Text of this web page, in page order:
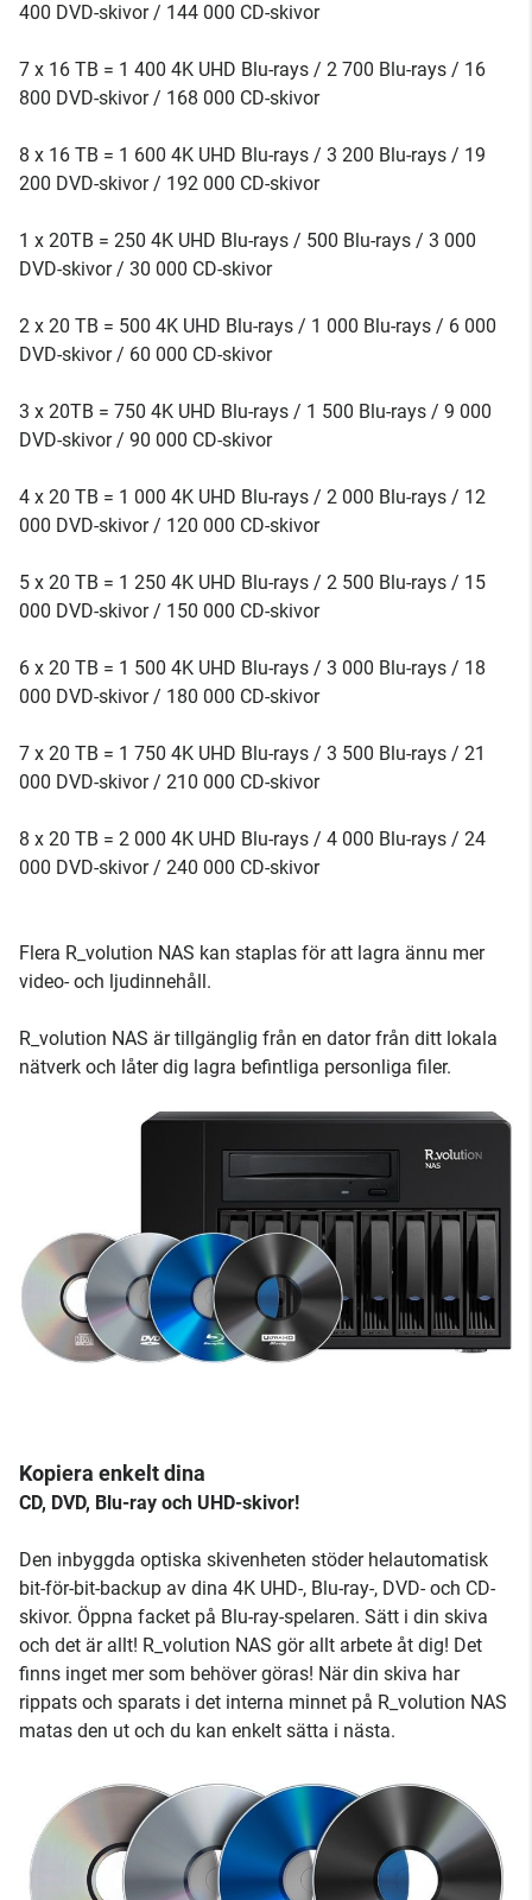
400 DVD-skivor / 144 000 CD-skivor
7 x 16 TB = 1 400 4K UHD Blu-rays / 2 700 Blu-rays / 16
800 DVD-skivor / 168 000 CD-skivor
8 x 16 TB = 1 600 4K UHD Blu-rays / 3 200 Blu-rays / 19
200 DVD-skivor / 192 000 CD-skivor
1 x 20TB = 250 4K UHD Blu-rays / 500 Blu-rays / 3 000
DVD-skivor / 30 000 CD-skivor
2 x 20 TB = 500 4K UHD Blu-rays / 1 000 Blu-rays / 6 000
DVD-skivor / 60 000 CD-skivor
3 x 20TB = 750 4K UHD Blu-rays / 1 500 Blu-rays / 9 000
DVD-skivor / 90 000 CD-skivor
4 x 20 TB = 1 000 4K UHD Blu-rays / 2 000 Blu-rays / 12
000 DVD-skivor / 120 000 CD-skivor
5 x 20 TB = 1 250 4K UHD Blu-rays / 2 500 Blu-rays / 15
000 DVD-skivor / 150 000 CD-skivor
6 x 20 TB = 1 500 4K UHD Blu-rays / 3 000 Blu-rays / 18
000 DVD-skivor / 180 000 CD-skivor
7 x 20 TB = 1 750 4K UHD Blu-rays / 3 500 Blu-rays / 21
000 DVD-skivor / 210 000 CD-skivor
8 x 20 TB = 2 000 4K UHD Blu-rays / 4 000 Blu-rays / 24
000 DVD-skivor / 240 000 CD-skivor
Flera R_volution NAS kan staplas för att lagra ännu mer
video- och ljudinnehåll.
R_volution NAS är tillgänglig från en dator från ditt lokala
nätverk och låter dig lagra befintliga personliga filer.
Kopiera enkelt dina
CD, DVD, Blu-ray och UHD-skivor!
Den inbyggda optiska skivenheten stöder helautomatisk
bit-för-bit-backup av dina 4K UHD-, Blu-ray-, DVD- och CD-
skivor. Öppna facket på Blu-ray-spelaren. Sätt i din skiva
och det är allt! R_volution NAS gör allt arbete åt dig! Det
finns inget mer som behöver göras! När din skiva har
rippats och sparats i det interna minnet på R_volution NAS
matas den ut och du kan enkelt sätta i nästa.